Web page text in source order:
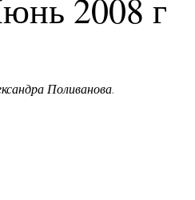
2008 г
Поливанова.